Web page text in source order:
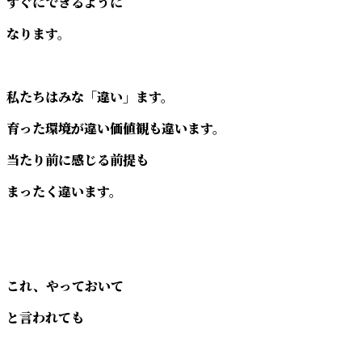
なります。
私たちはみな「違い」ます。
育った環境が違い価値観も違います。
当たり前に感じる前提も
まったく違います。
これ、やっておいて
と言われても